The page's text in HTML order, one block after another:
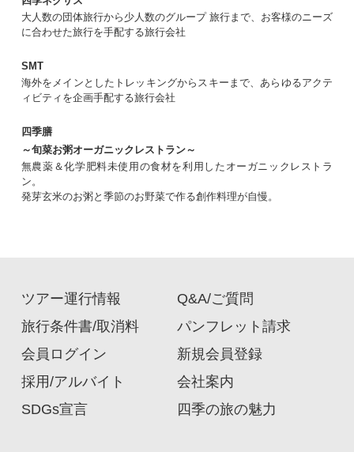
大人数の団体旅行から少人数のグループ 旅行まで、お客様のニーズ
に合わせた旅行を手配する旅行会社
SMT
海外をメインとしたトレッキングからスキーまで、あらゆるアクテ
ィビティを企画手配する旅行会社
四季膳
～旬菜お粥オーガニックレストラン～
無農薬＆化学肥料未使用の食材を利用したオーガニックレストラ
ン。
発芽玄米のお粥と季節のお野菜で作る創作料理が自慢。
ツアー運行情報
Q&A/ご質問
旅行条件書/取消料
パンフレット請求
会員ログイン
新規会員登録
採用/アルバイト
会社案内
SDGs宣言
四季の旅の魅力